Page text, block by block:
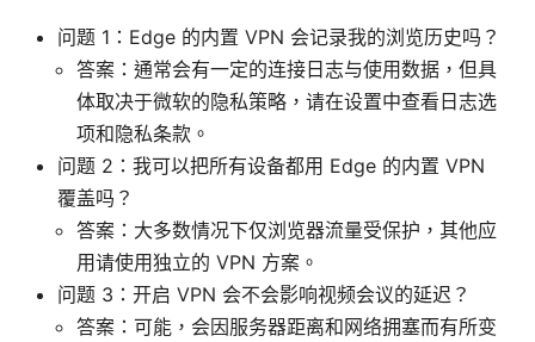
问题 1：Edge 的内置 VPN 会记录我的浏览历史吗？
答案：通常会有一定的连接日志与使用数据，但具
体取决于微软的隐私策略，请在设置中查看日志选
项和隐私条款。
问题 2：我可以把所有设备都用 Edge 的内置 VPN
覆盖吗？
答案：大多数情况下仅浏览器流量受保护，其他应
用请使用独立的 VPN 方案。
问题 3：开启 VPN 会不会影响视频会议的延迟？
答案：可能，会因服务器距离和网络拥塞而有所变